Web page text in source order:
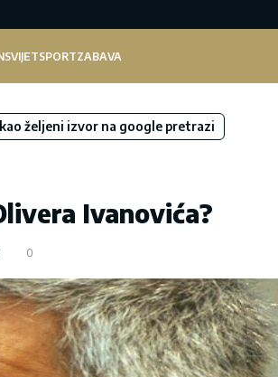
SVIJETSPORTZABAVA
željeni izvor na google pretrazi
Ivanovića?
0